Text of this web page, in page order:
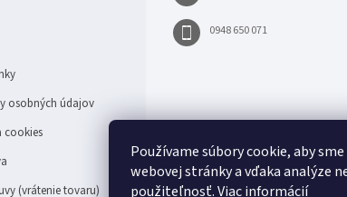
Používame súbory cookie, aby
webovej stránky a vďaka analýze
použiteľnosť.Viac informácií
osobných údajov
cookies
(vrátenie tovaru)
0948 650 071